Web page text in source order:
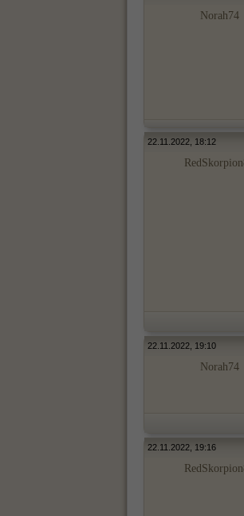
Norah74
22.11.2022, 18:12
22.11.2022, 19:10
Norah74
22.11.2022, 19:16